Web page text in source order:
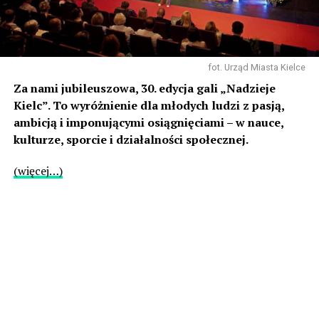
fot. Urząd Miasta Kielce
Za nami jubileuszowa, 30. edycja gali „Nadzieje
Kielc”. To wyróżnienie dla młodych ludzi z pasją,
ambicją i imponującymi osiągnięciami – w nauce,
kulturze, sporcie i działalności społecznej.
(więcej…)